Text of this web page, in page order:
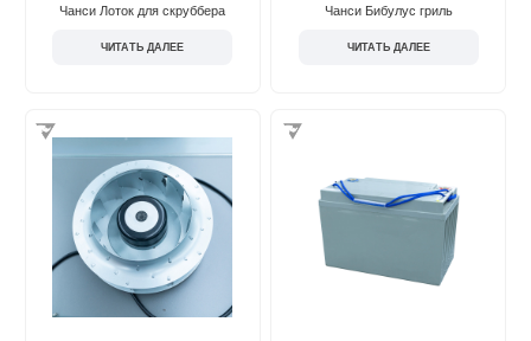
Чанси Лоток для скруббера
ЧИТАТЬ ДАЛЕЕ
Чанси Бибулус гриль
ЧИТАТЬ ДАЛЕЕ